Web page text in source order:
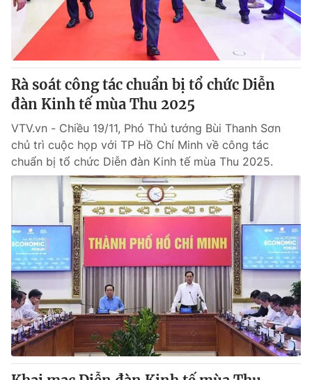
Sản phẩm
Thị trường
Tư vấn
Lịch phát sóng
Chuyên mục khác
Emagazine Podcast
Photo Infographic
Shorts video
VTV Money VTV Thể thao
VTV Sức khoẻ Bất động sản
Thị trường 24h Tấm lòng Việt
VTV4 Vươn mình bằng AI
Rà soát công tác chuẩn bị tổ chức Diễn
đàn Kinh tế mùa Thu 2025
VTV.vn - Chiều 19/11, Phó Thủ tướng Bùi Thanh Sơn
chủ trì cuộc họp với TP Hồ Chí Minh về công tác
chuẩn bị tổ chức Diễn đàn Kinh tế mùa Thu 2025.